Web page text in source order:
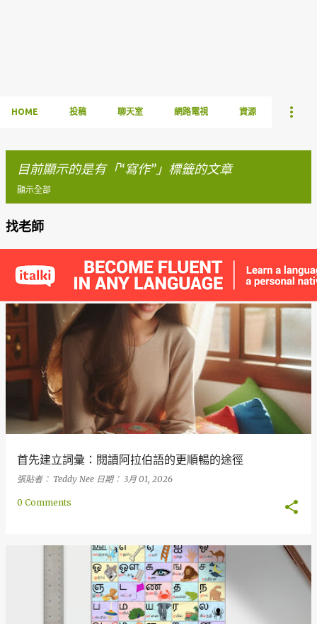
HOME 投稿 聊天室 網路電視 資源
目前顯示的是有「 寫作 」標籤的文章
顯示全部
發
表
章
找老師
首先建立詞彙：閱讀阿拉伯語的更順暢的途徑
張貼者： Teddy Nee 日期： 3月 01, 2026
0 Comments